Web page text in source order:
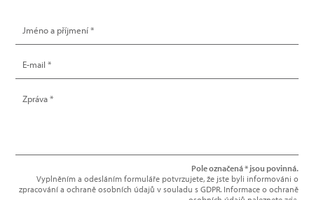
Pole označená * jsou povinná.
Vyplněním a odesláním formuláře potvrzujete, že jste byli informováni o
zpracování a ochraně osobních údajů v souladu s GDPR. Informace o ochraně